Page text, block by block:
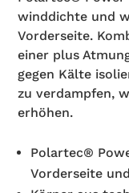
winddichte und
Vorderseite.
einer plus
gegen Kälte
zu verdampfen,
erhöhen.
Polartec®
Vorderseite